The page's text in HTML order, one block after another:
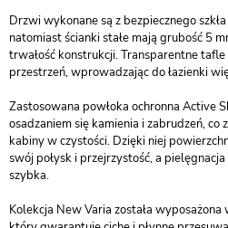
Drzwi wykonane są z bezpiecznego
natomiast ścianki stałe mają grubość 5
trwałość konstrukcji. Transparentne
przestrzeń, wprowadzając do łazienki
Zastosowana powłoka ochronna Active
osadzaniem się kamienia i zabrudzeń, co
kabiny w czystości. Dzięki niej
swój połysk i przejrzystość, a
szybka.
Kolekcja New Varia została